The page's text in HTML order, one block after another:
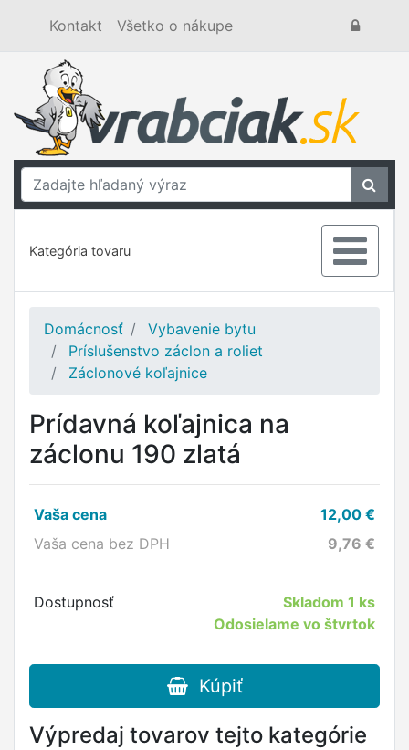
Kontakt Všetko o nákupe
Kategória tovaru
Domácnosť
Vybavenie bytu
Príslušenstvo záclon a roliet
Záclonové koľajnice
Prídavná koľajnica na
záclonu 190 zlatá
Vaša cena 12,00 €
Vaša cena bez DPH
9,76 €
Dostupnosť Skladom1 ks
Odosielame vo štvrtok
Kúpiť
Výpredaj tovarov tejto kategórie